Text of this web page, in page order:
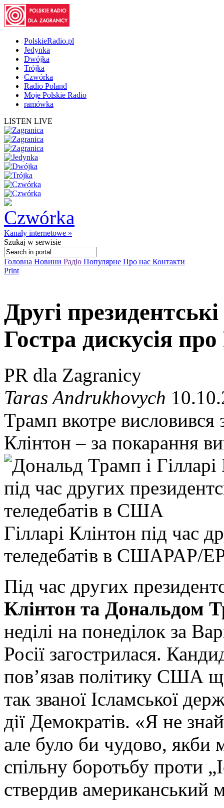
PolskieRadio.pl
Jedynka
Dwójka
Trójka
Czwórka
Radio Poland
Moje Polskie Radio
ramówka
LISTEN LIVE
Kanały internetowe »
Szukaj w serwisie
Головна Новини Радіо Популярне Про нас Контакти
Print
Другі
Гостра дискусія
PR dla Zagranicy
Taras Andrukhovych
Трамп вкотре
Клінтон – за покарання
Гілларі Клінтон під час
теледебатів в СШАPAP/
Під час других
Клінтон та Дональдом
неділі на понеділок за
Росії загострилася.
пов’язав політику США
так званої Ісламської
дії Демократів. «Я не
але було би чудово, якби
спільну боротьбу проти
ствердив американський